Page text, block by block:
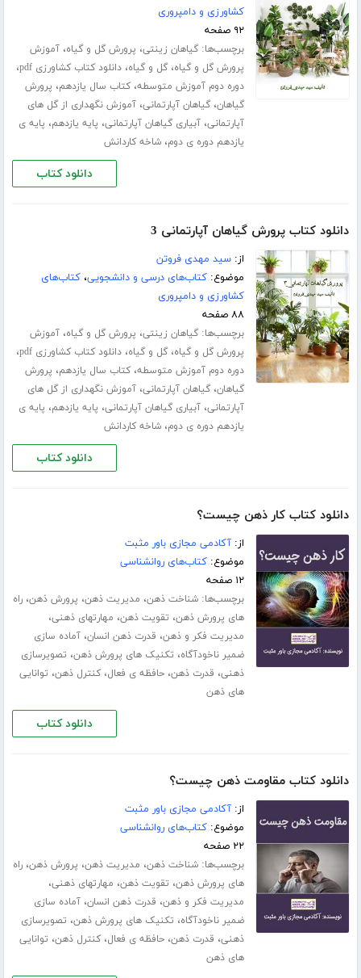
کشاورزی و دامپروری
۹۲ صفحه
برچسب‌ها:گیاهان زینتی، پرورش گل و گیاه،آموزش
پرورش گل و گیاه،گل و گیاه،دانلود کتاب کشاورزی pdf ،
دوره دوم آموزش متوسطه،کتاب سال یازدهم، پرورش
گیاهان،گیاهان آپارتمانی،آموزش نگهداری از گل های
آپارتمانی،آبیاری گیاهان آپارتمانی، پایه یازدهم، پایه ی
یازدهم دوره ی دوم،شاخه کاردانش
دانلود کتاب
دانلود کتاب پرورش گیاهان آپارتمانی 3
از:سید مهدی فروتن
موضوع:کتاب‌های درسی و دانشجویی،کتاب‌های
کشاورزی و دامپروری
۸۸ صفحه
برچسب‌ها:گیاهان زینتی، پرورش گل و گیاه،آموزش
پرورش گل و گیاه،گل و گیاه،دانلود کتاب کشاورزی pdf ،
دوره دوم آموزش متوسطه،کتاب سال یازدهم، پرورش
گیاهان،گیاهان آپارتمانی،آموزش نگهداری از گل های
آپارتمانی،آبیاری گیاهان آپارتمانی، پایه یازدهم، پایه ی
یازدهم دوره ی دوم،شاخه کاردانش
دانلود کتاب
دانلود کتاب کار ذهن چیست؟
از:آکادمی مجازی باور مثبت
موضوع:کتاب‌های روانشناسی
۱۲ صفحه
برچسب‌ها:شناخت ذهن، مدیریت ذهن، پرورش ذهن،راه
های پرورش ذهن، تقویت ذهن، مهارت­های ذهنی،
مدیریت فکر و ذهن، قدرت ذهن انسان،آماده سازی
ضمیر ناخودآگاه، تکنیک های پرورش ذهن، تصویرسازی
ذهنی، قدرت ذهن،حافظه ی فعال،کنترل ذهن، توانایی
های ذهن
دانلود کتاب
دانلود کتاب مقاومت ذهن چیست؟
از:آکادمی مجازی باور مثبت
موضوع:کتاب‌های روانشناسی
۲۲ صفحه
برچسب‌ها:شناخت ذهن، مدیریت ذهن، پرورش ذهن،راه
های پرورش ذهن، تقویت ذهن، مهارت­های ذهنی،
مدیریت فکر و ذهن، قدرت ذهن انسان،آماده سازی
ضمیر ناخودآگاه، تکنیک های پرورش ذهن، تصویرسازی
ذهنی، قدرت ذهن،حافظه ی فعال،کنترل ذهن، توانایی
های ذهن